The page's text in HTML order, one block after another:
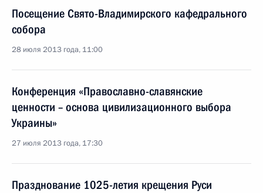
Посещение Свято-Владимирского кафедрального
собора
28 июля 2013 года, 11:00
Конференция «Православно-славянские
ценности – основа цивилизационного выбора
Украины»
27 июля 2013 года, 17:30
Празднование 1025-летия крещения Руси